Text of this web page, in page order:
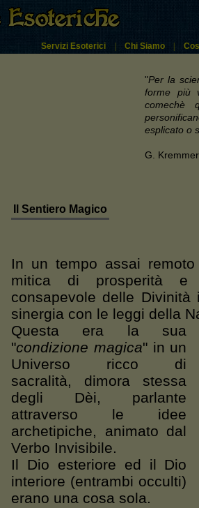
Servizi Esoterici | Chi Siamo |
"Per la
forme più
comechè
esplicato o
G.
Il Sentiero Magico
In un tempo assai
mitica di prosperità e
consapevole delle
sinergia con le leggi della
Questa era la sua
"condizione magica" in un
Universo ricco di
sacralità, dimora stessa
degli Dèi, parlante
attraverso le idee
archetipiche, animato dal
Verbo Invisibile.
Il Dio esteriore ed il Dio
interiore (entrambi occulti)
erano una cosa sola.